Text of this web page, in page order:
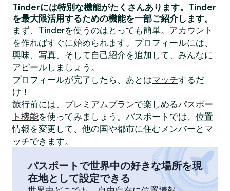
Tinderには特別な機能がたくさんあります。Tinder
を最大限活用するための機能を一部ご紹介します。
まず、Tinderを使うのはとっても簡単。 アカウント
を作ればすぐに始められます。プロフィールには、
興味、写真、そして自己紹介を追加して、みんなに
アピールしましょう。
プロフィールが完了したら、あとはマッチするだ
け！
旅行前には、 プレミアムプランで楽しめるパスポー
ト機能を使ってみましょう。パスポートでは、位置
情報を変更して、他の国や都市に住むメンバーとマ
ッチできます。
パスポートで世界中の好きな場所を現
在地として設定できる